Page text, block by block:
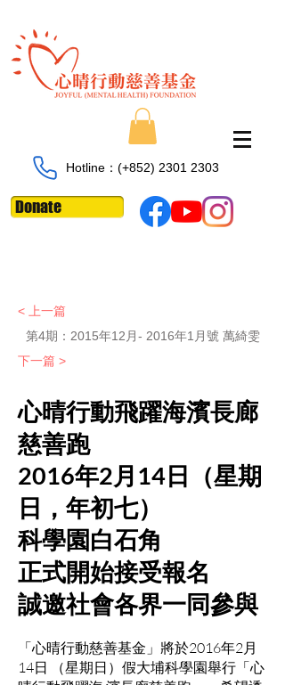
Hotline：​​(+852) 2301 2303
Donate
< 上一篇
第4期： 2015年12月- 2016年1月號 萬綺雯
下一篇 >
心晴行動飛躍海濱長廊
慈善跑
2016年2月14日（星期
日，年初七）
科學園白石角
正式開始接受報名
誠邀社會各界一同參與
「心晴行動慈善基金」將於2016年2月
14日 （星期日）假大埔科學園舉行「心